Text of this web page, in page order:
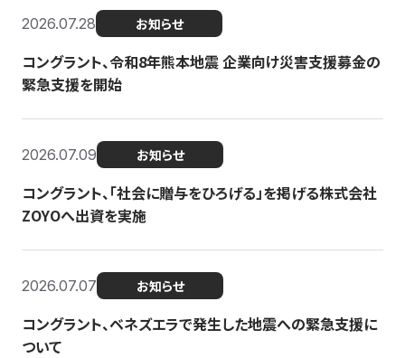
2026.07.28 お知らせ
コングラント、令和8年熊本地震 企業向け災害支援募金の
緊急支援を開始
2026.07.09 お知らせ
コングラント、「社会に贈与をひろげる」を掲げる株式会社
ZOYOへ出資を実施
2026.07.07 お知らせ
コングラント、ベネズエラで発生した地震への緊急支援に
ついて